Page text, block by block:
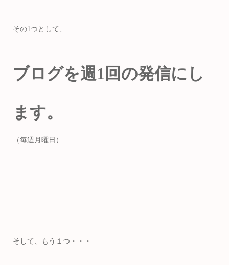
その1つとして、
ブログを週1回の発信にし
ます。
（毎週月曜日）
そして、もう１つ・・・